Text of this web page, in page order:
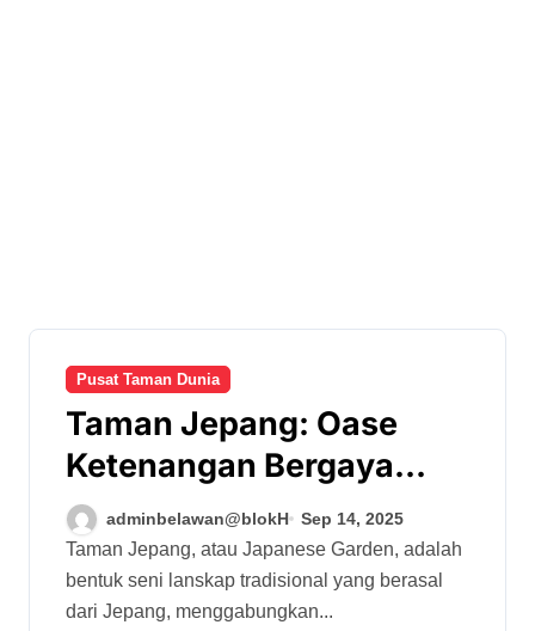
Pusat Taman Dunia
Taman Jepang: Oase
Ketenangan Bergaya
Negeri Sakura
adminbelawan@blokH Sep 14, 2025
Taman Jepang, atau Japanese Garden, adalah
bentuk seni lanskap tradisional yang berasal
dari Jepang, menggabungkan...